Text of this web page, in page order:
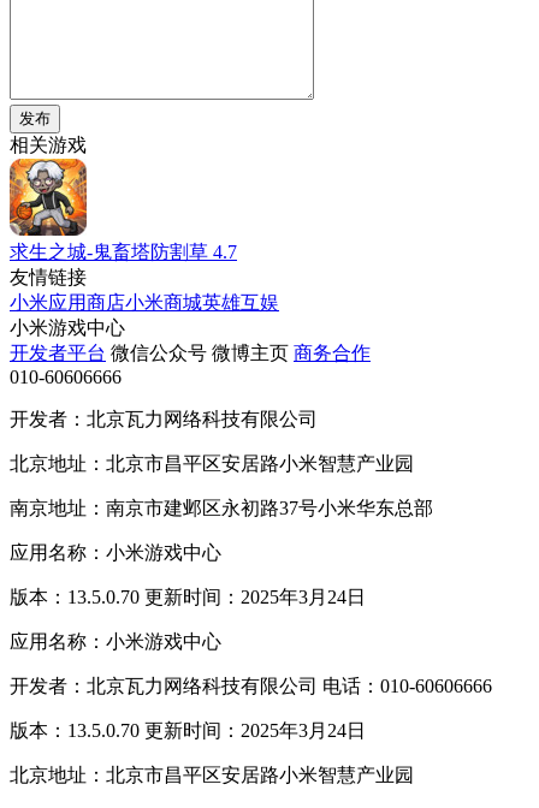
发布
相关游戏
求生之城-鬼畜塔防割草 4.7
友情链接
小米应用商店小米商城英雄互娱
小米游戏中心
开发者平台 微信公众号 微博主页 商务合作
010-60606666
开发者：北京瓦力网络科技有限公司
北京地址：北京市昌平区安居路小米智慧产业园
南京地址：南京市建邺区永初路37号小米华东总部
应用名称：小米游戏中心
版本：13.5.0.70 更新时间：2025年3月24日
应用名称：小米游戏中心
开发者：北京瓦力网络科技有限公司 电话：010-60606666
版本：13.5.0.70 更新时间：2025年3月24日
北京地址：北京市昌平区安居路小米智慧产业园